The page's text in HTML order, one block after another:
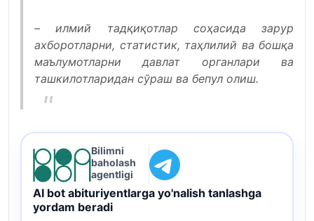
– илмий тадқиқотлар соҳасида зарур
ахборотларни, статистик, таҳлилий ва бошқа
маълумотларни давлат органлари ва
ташкилотларидан сўраш ва бепул олиш.
Bilimni
baholash
agentligi
AI bot abituriyentlarga yo'nalish tanlashga
yordam beradi